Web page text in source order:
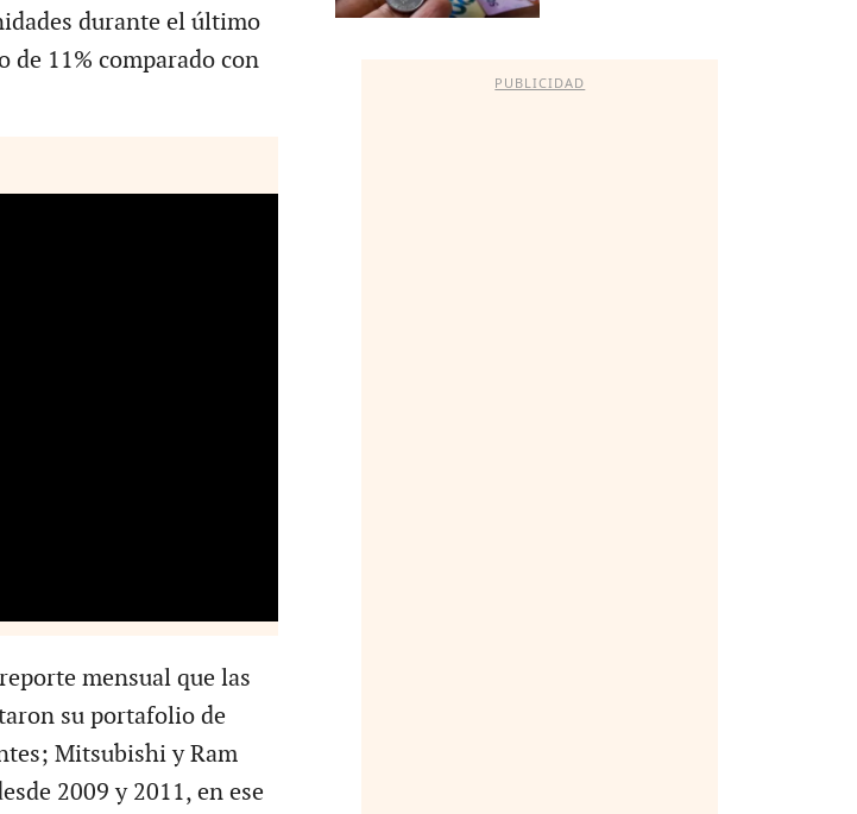
durante el último
de 11% comparado con
mensual que las
su portafolio de
Mitsubishi y Ram
2009 y 2011, en ese
PUBLICIDAD